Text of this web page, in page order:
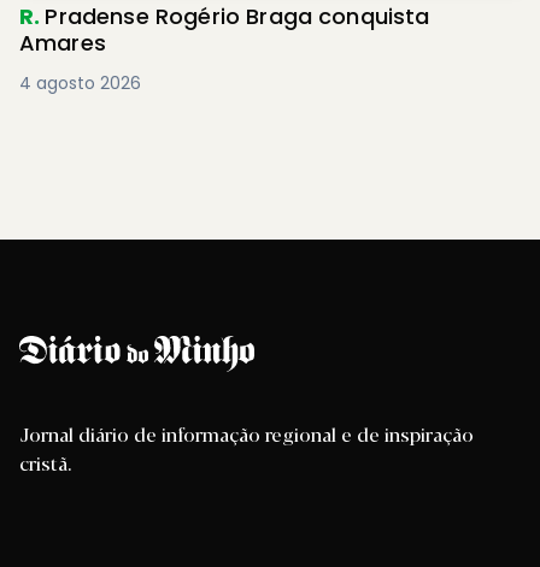
R. Pradense Rogério Braga conquista
Amares
4 agosto 2026
Jornal diário de informação regional e de inspiração
cristã.